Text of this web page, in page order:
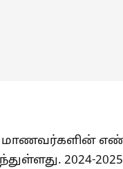
மாணவர்களின்
2024-